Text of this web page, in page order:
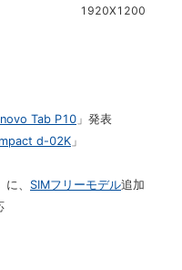
1920X1200
Tab P10 」発表
d-02K 」
、 SIMフリーモデル追加